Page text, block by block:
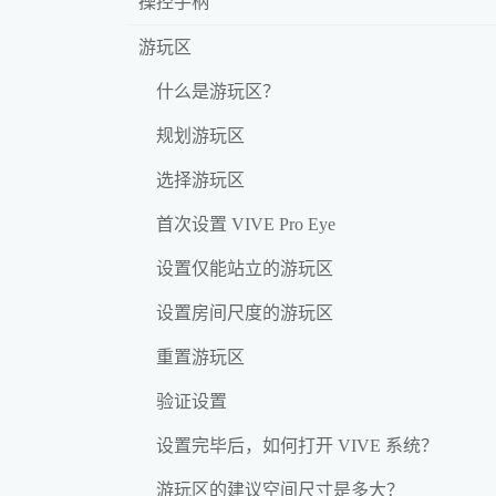
游玩区
什么是游玩区？
规划游玩区
选择游玩区
首次设置 VIVE Pro Eye
设置仅能站立的游玩区
设置房间尺度的游玩区
重置游玩区
验证设置
设置完毕后，如何打开 VIVE 系统？
游玩区的建议空间尺寸是多大？